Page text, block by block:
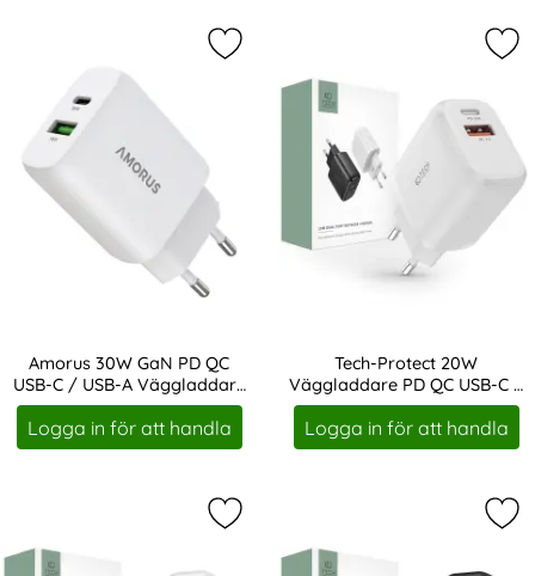
Amorus 30W GaN PD QC
USB-C / USB-A Väggladdare
Vit
Art. nr 243638
Logga in för att handla
Markera amorus 30W GaN PD
Tech-Protect 20W
Väggladdare PD QC USB-C /
USB-A Vit
Art. nr 208135
Logga in för att handla
Markera tech-Protect 30W PD QC